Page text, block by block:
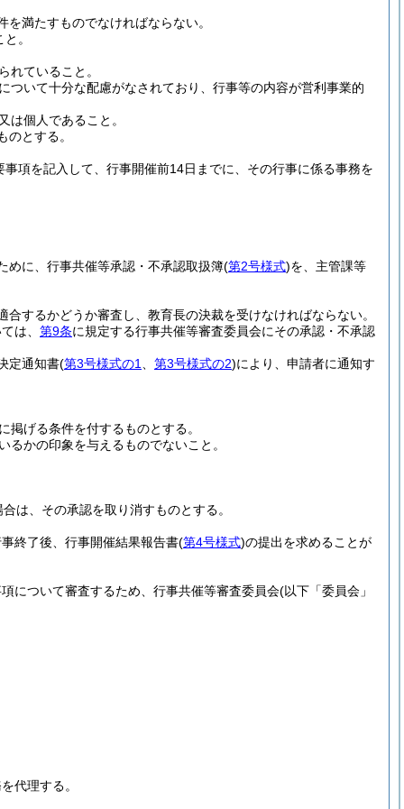
を満たすものでなければならない。
。
れていること。
ついて十分な配慮がなされており、行事等の内容が営利事業的
は個人であること。
とする。
事項を記入して、行事開催前14日までに、その行事に係る事務を
めに、行事共催等承認・不承認取扱簿(第2号様式)を、主管課等
合するかどうか審査し、教育長の決裁を受けなければならない。
は、 第9条に規定する行事共催等審査委員会にその承認・不承認
定通知書(第3号様式の1 第3号様式の2)により、申請者に通知す
に掲げる条件を付するものとする。
かの印象を与えるものでないこと。
は、その承認を取り消すものとする。
終了後、行事開催結果報告書(第4号様式)の提出を求めることが
について審査するため、行事共催等審査委員会(以下「委員会」
代理する。